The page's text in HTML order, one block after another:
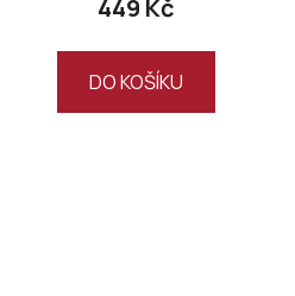
449 Kč
DO KOŠÍKU